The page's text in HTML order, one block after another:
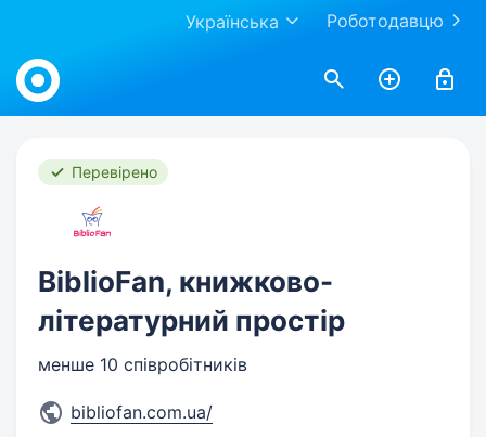
Роботодавцю
Українська
Work.ua
Перевірено
BiblioFan, книжково-
літературний простір
менше 10 співробітників
bibliofan.com.ua/